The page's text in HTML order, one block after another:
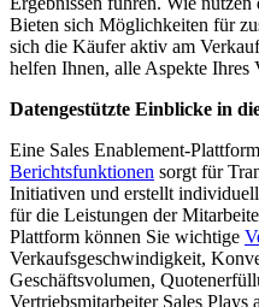
Bieten sich Möglichkeiten für
sich die Käufer aktiv am
helfen Ihnen, alle Aspekte Ihres
Datengestützte Einblicke in
Eine Sales Enablement-
Berichtsfunktionen sorgt für
Initiativen und erstellt
für die Leistungen der
Plattform können Sie wichtige
Verkaufsgeschwindigkeit,
Geschäftsvolumen,
Vertriebsmitarbeiter Sales